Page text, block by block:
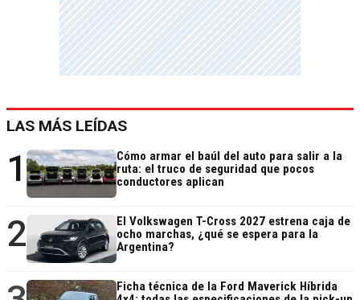
LAS MÁS LEÍDAS
1
Cómo armar el baúl del auto para salir a la
ruta: el truco de seguridad que pocos
conductores aplican
2
El Volkswagen T-Cross 2027 estrena caja de
ocho marchas, ¿qué se espera para la
Argentina?
Ficha técnica de la Ford Maverick Híbrida